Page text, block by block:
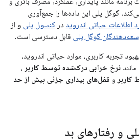
گوگل پلی این داده‌ها را جمع‌آوری
اطلاعات حیاتی اندروید در کنسول پلی و از
قابل دسترسی است.
تجربه کاربری، موارد حیاتی اندروید،
نرخ خرابی درک‌شده توسط کاربر ،
و قفل‌های بیداری جزئی بیش از حد
و رفتارهای بد